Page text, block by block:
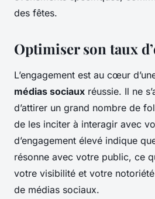
des fêtes.
Optimiser son taux
L’engagement est au cœur
médias sociaux réussie. Il ne
d’attirer un grand nombre de
de les inciter à interagir avec
d’engagement élevé indique
résonne avec votre public, ce
votre visibilité et votre
de médias sociaux.